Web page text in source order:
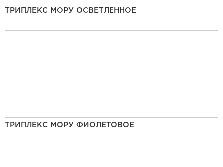
ТРИПЛЕКС МОРУ ОСВЕТЛЕННОЕ
ТРИПЛЕКС МОРУ ФИОЛЕТОВОЕ